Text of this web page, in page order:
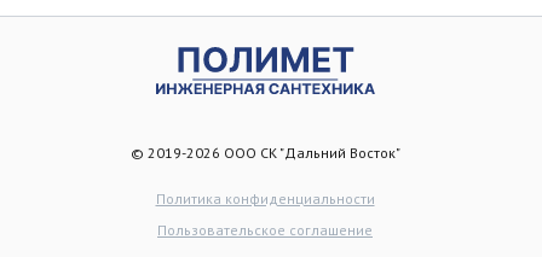
© 2019-2026 ООО СК "Дальний Восток"
Политика конфиденциальности
Пользовательское соглашение